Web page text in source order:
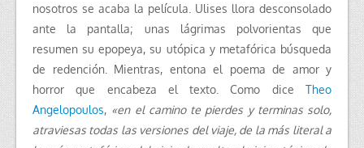
nosotros se acaba la película. Ulises llora desconsolado
ante la pantalla; unas lágrimas polvorientas que
resumen su epopeya, su utópica y metafórica búsqueda
de redención. Mientras, entona el poema de amor y
horror que encabeza el texto. Como dice Theo
Angelopoulos, «en el camino te pierdes y terminas solo,
atraviesas todas las versiones del viaje, de la más literal a